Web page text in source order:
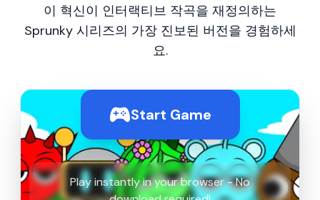
이 혁신이 인터랙티브 작곡을 재정의하는
Sprunky 시리즈의 가장 진보된 버전을 경험하세
요.
Start Game
Play instantly in your browser - No